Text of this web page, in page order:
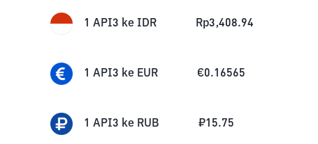
1 API3 ke IDR Rp3,408.94
1 API3 ke EUR €0.16565
1 API3 ke RUB ₽15.75